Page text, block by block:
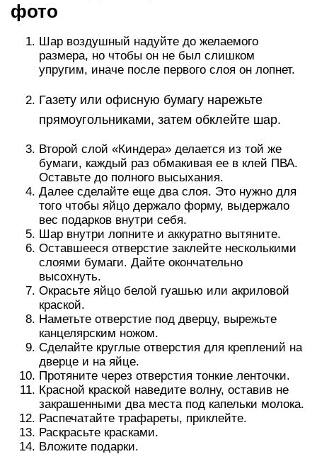
фото
Шар воздушный надуйте до желаемого
размера, но чтобы он не был слишком
упругим, иначе после первого слоя он лопнет.
Газету или офисную бумагу нарежьте
прямоугольниками, затем обклейте шар.
Второй слой «Киндера» делается из той же
бумаги, каждый раз обмакивая ее в клей ПВА.
Оставьте до полного высыхания.
Далее сделайте еще два слоя. Это нужно для
того чтобы яйцо держало форму, выдержало
вес подарков внутри себя.
Шар внутри лопните и аккуратно вытяните.
Оставшееся отверстие заклейте несколькими
слоями бумаги. Дайте окончательно
высохнуть.
Окрасьте яйцо белой гуашью или акриловой
краской.
Наметьте отверстие под дверцу, вырежьте
канцелярским ножом.
Сделайте круглые отверстия для креплений на
дверце и на яйце.
Протяните через отверстия тонкие ленточки.
Красной краской наведите волну, оставив не
закрашенными два места под капельки молока.
Распечатайте трафареты, приклейте.
Раскрасьте красками.
Вложите подарки.